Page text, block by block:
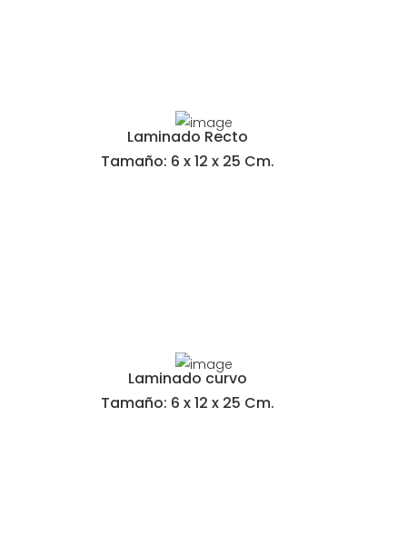
Laminado Recto
Tamaño: 6 x 12 x 25 Cm.
Laminado curvo
Tamaño: 6 x 12 x 25 Cm.